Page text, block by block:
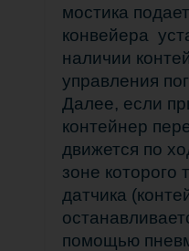
мостика
конвейера
наличии
управления
Далее, если
контейнер
движется по
зоне которого
датчика
помощью